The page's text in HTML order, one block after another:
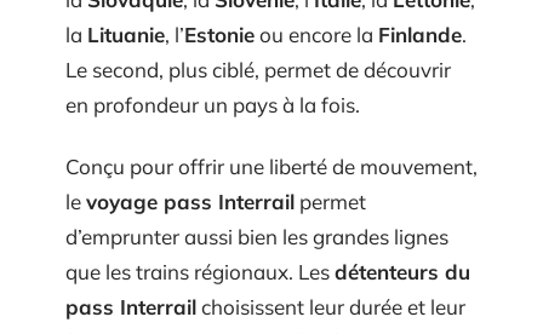
la Lituanie, l’Estonieou encore la Finlande.
Le second, plus ciblé, permet de découvrir
en profondeur un pays à la fois.
Conçu pour offrir une liberté de mouvement,
levoyage pass Interrail permet
d’emprunter aussi bien les grandes lignes
que les trains régionaux. Lesdétenteurs du
pass Interrailchoisissent leur durée et leur